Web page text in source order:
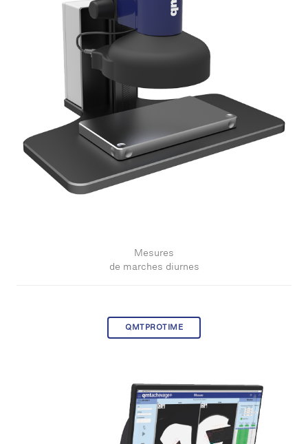
Mesures
de marches diurnes
QMTPROTIME